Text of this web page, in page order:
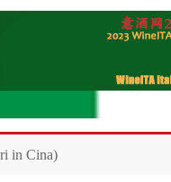
in Cina)